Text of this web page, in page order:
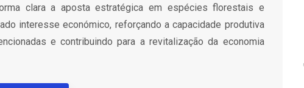
clara a aposta estratégica em espécies florestais e
interesse económico, reforçando a capacidade produtiva
e contribuindo para a revitalização da economia